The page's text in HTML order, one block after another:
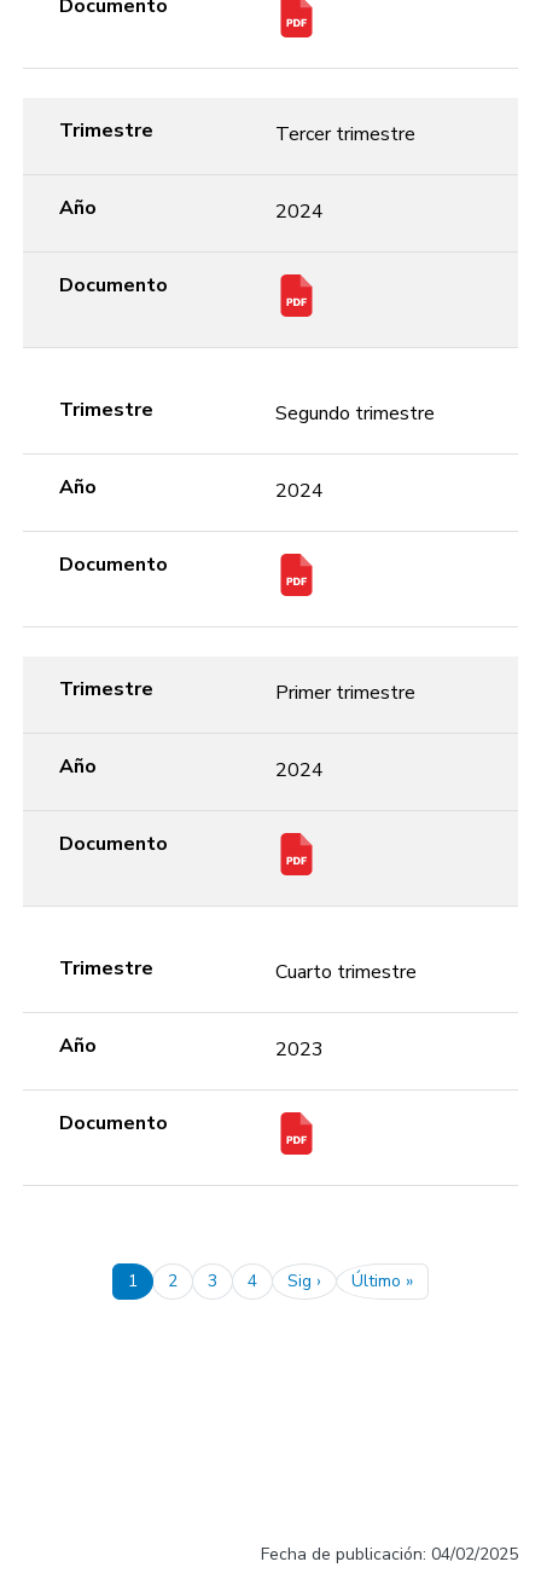
Documento
Trimestre Tercer trimestre
Año 2024
Documento
Trimestre Segundo trimestre
Año 2024
Documento
Trimestre Primer trimestre
Año 2024
Documento
Trimestre Cuarto trimestre
Año 2023
Documento
Pagination
1 2 3 4 Sig ›Next pageÚltimo »Last page
Fecha de publicación: 04/02/2025